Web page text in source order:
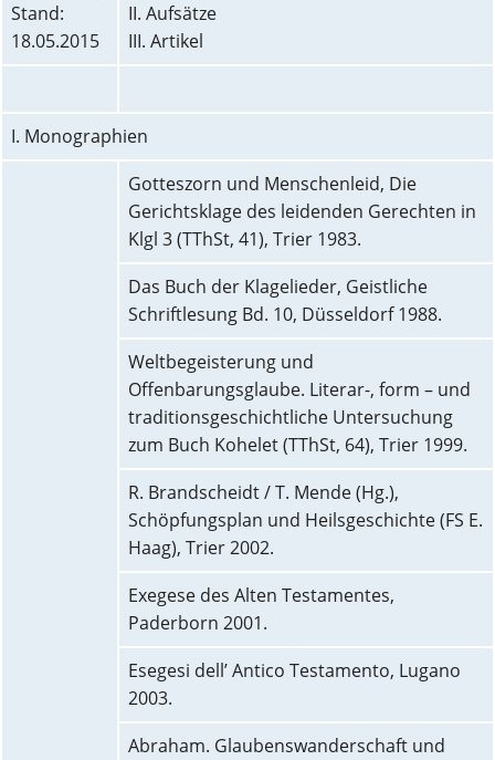
Stand:
18.05.2015
II. Aufsätze
III. Artikel
I. Monographien
Gotteszorn und Menschenleid, Die
Gerichtsklage des leidenden Gerechten in
Klgl 3 (TThSt, 41), Trier 1983.
Das Buch der Klagelieder, Geistliche
Schriftlesung Bd. 10, Düsseldorf 1988.
Weltbegeisterung und
Offenbarungsglaube. Literar-, form – und
traditionsgeschichtliche Untersuchung
zum Buch Kohelet (TThSt, 64), Trier 1999.
R. Brandscheidt / T. Mende (Hg.),
Schöpfungsplan und Heilsgeschichte (FS E.
Haag), Trier 2002.
Exegese des Alten Testamentes,
Paderborn 2001.
Esegesi dell’ Antico Testamento, Lugano
2003.
Abraham. Glaubenswanderschaft und